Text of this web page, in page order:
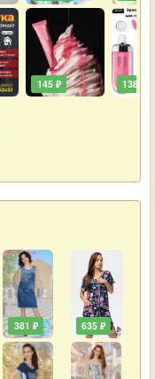
145 ₽ 138 ₽
381 ₽ 635 ₽